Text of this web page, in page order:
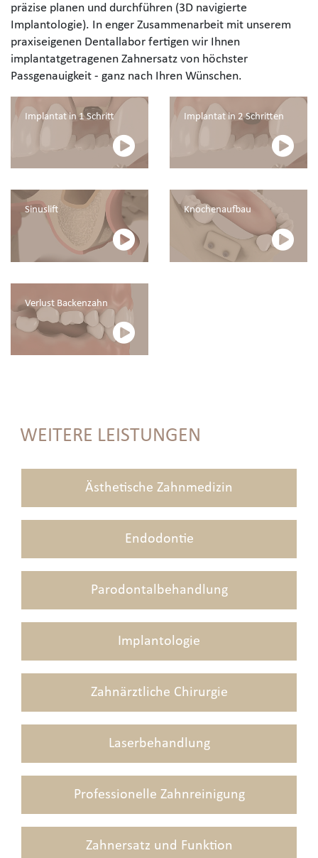
präzise planen und durchführen (3D navigierte
Implantologie). In enger Zusammenarbeit mit unserem
praxiseigenen Dentallabor fertigen wir Ihnen
implantatgetragenen Zahnersatz von höchster
Passgenauigkeit - ganz nach Ihren Wünschen.
Implantat in 1 Schritt Implantat in 2 Schritten
Sinuslift Knochenaufbau
Verlust Backenzahn
WEITERE LEISTUNGEN
Ästhetische Zahnmedizin
Endodontie
Parodontalbehandlung
Implantologie
Zahnärztliche Chirurgie
Laserbehandlung
Professionelle Zahnreinigung
Zahnersatz und Funktion